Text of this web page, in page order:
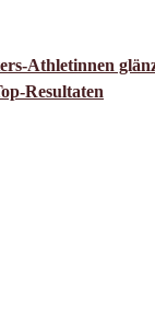
Athletinnen
Resultaten